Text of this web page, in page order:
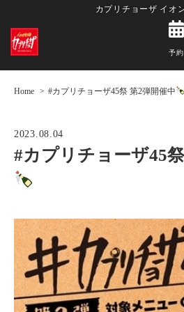
カプリチョーザ イオ
予約
Home #カプリチョーザ45祭 第2弾開催中
2023.08.04
#カプリチョーザ45